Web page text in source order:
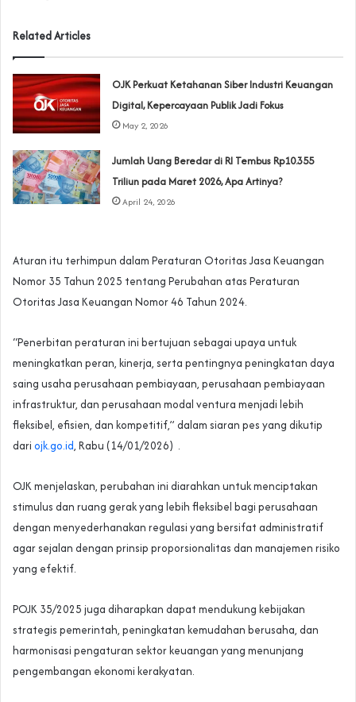
Related Articles
OJK Perkuat Ketahanan Siber Industri Keuangan
Digital, Kepercayaan Publik Jadi Fokus
May 2, 2026
Jumlah Uang Beredar di RI Tembus Rp10.355
Triliun pada Maret 2026, Apa Artinya?
April 24, 2026
Aturan itu terhimpun dalam Peraturan Otoritas Jasa Keuangan
Nomor 35 Tahun 2025 tentang Perubahan atas Peraturan
Otoritas Jasa Keuangan Nomor 46 Tahun 2024.
“Penerbitan peraturan ini bertujuan sebagai upaya untuk
meningkatkan peran, kinerja, serta pentingnya peningkatan daya
saing usaha perusahaan pembiayaan, perusahaan pembiayaan
infrastruktur, dan perusahaan modal ventura menjadi lebih
fleksibel, efisien, dan kompetitif,” dalam siaran pes yang dikutip
dari ojk.go.id, Rabu (14/01/2026) .
OJK menjelaskan, perubahan ini diarahkan untuk menciptakan
stimulus dan ruang gerak yang lebih fleksibel bagi perusahaan
dengan menyederhanakan regulasi yang bersifat administratif
agar sejalan dengan prinsip proporsionalitas dan manajemen risiko
yang efektif.
POJK 35/2025 juga diharapkan dapat mendukung kebijakan
strategis pemerintah, peningkatan kemudahan berusaha, dan
harmonisasi pengaturan sektor keuangan yang menunjang
pengembangan ekonomi kerakyatan.